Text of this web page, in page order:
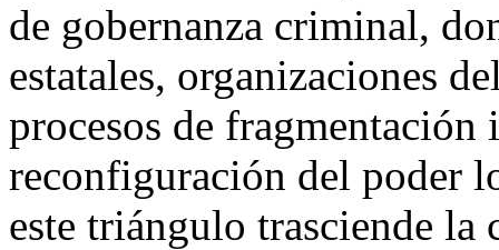
de gobernanza criminal,
estatales, organizaciones
procesos de
reconfiguración del poder
este triángulo trasciende